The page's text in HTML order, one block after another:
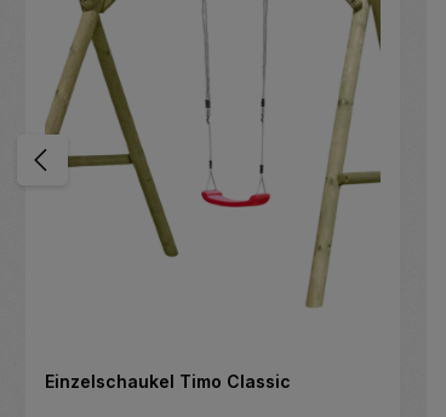
Einzelschaukel Timo Classic